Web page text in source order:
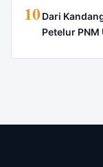
10Dari
Petelur